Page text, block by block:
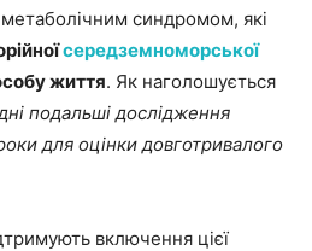
синдромом, які
середземноморської
життя. Як наголошується
подальші дослідження
для оцінки довготривалого
включення цієї